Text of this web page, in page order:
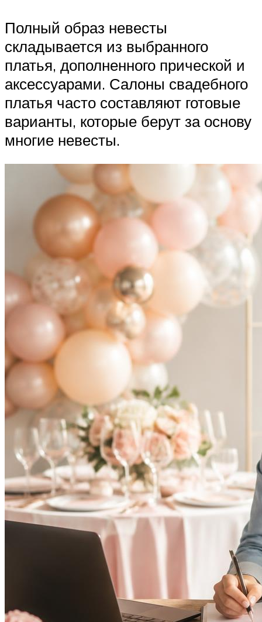
Полный образ невесты
складывается из выбранного
платья, дополненного прической и
аксессуарами. Салоны свадебного
платья часто составляют готовые
варианты, которые берут за основу
многие невесты.